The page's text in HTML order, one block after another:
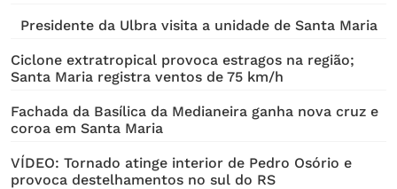
Presidente da Ulbra visita a unidade de Santa Maria
Ciclone extratropical provoca estragos na região;
Santa Maria registra ventos de 75 km/h
Fachada da Basílica da Medianeira ganha nova cruz e
coroa em Santa Maria
VÍDEO: Tornado atinge interior de Pedro Osório e
provoca destelhamentos no sul do RS